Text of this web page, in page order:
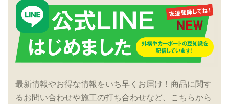
最新情報やお得な情報をいち早くお届け！商品に関す
るお問い合わせや施工の打ち合わせなど、こちらから